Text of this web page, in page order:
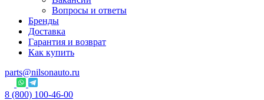
Вопросы и ответы
Бренды
Доставка
Гарантия и возврат
Как купить
parts@nilsonauto.ru
8 (800) 100-46-00